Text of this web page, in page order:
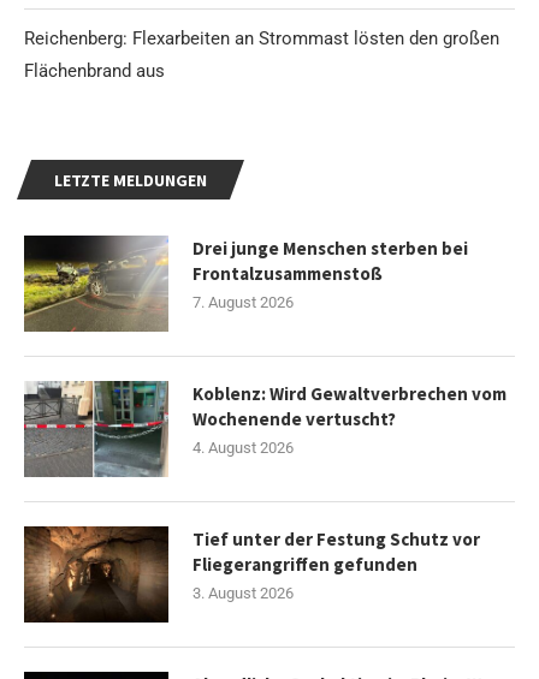
Reichenberg: Flexarbeiten an Strommast lösten den großen
Flächenbrand aus
LETZTE MELDUNGEN
Drei junge Menschen sterben bei
Frontalzusammenstoß
7. August 2026
Koblenz: Wird Gewaltverbrechen vom
Wochenende vertuscht?
4. August 2026
Tief unter der Festung Schutz vor
Fliegerangriffen gefunden
3. August 2026